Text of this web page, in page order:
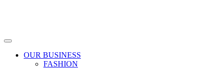
OUR BUSINESS
FASHION